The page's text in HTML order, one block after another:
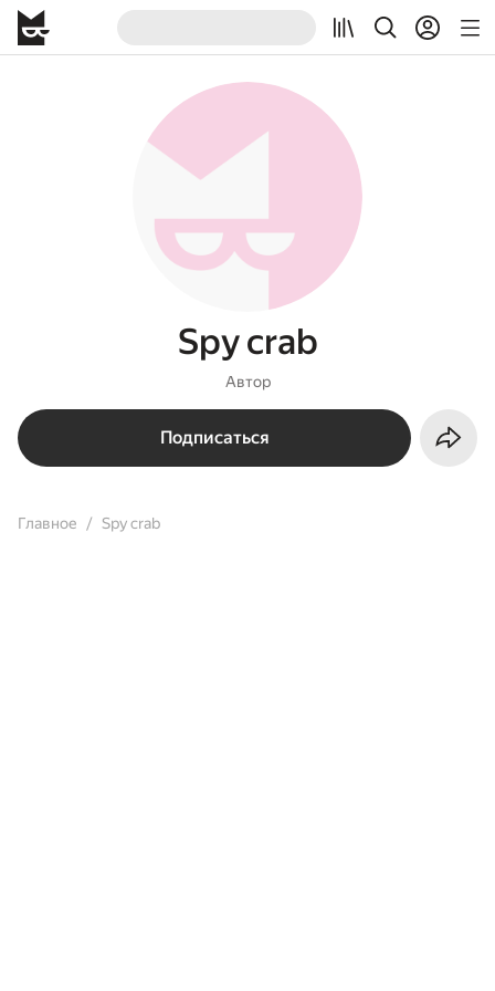
Spy crab
Автор
Подписаться
Главное Spy crab